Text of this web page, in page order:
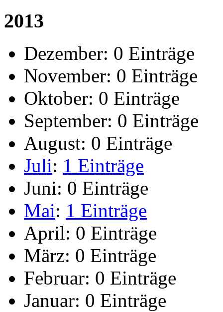
2013
Dezember: 0 Einträge
November: 0 Einträge
Oktober: 0 Einträge
September: 0 Einträge
August: 0 Einträge
Juli: 1 Einträge
Juni: 0 Einträge
Mai: 1 Einträge
April: 0 Einträge
März: 0 Einträge
Februar: 0 Einträge
Januar: 0 Einträge